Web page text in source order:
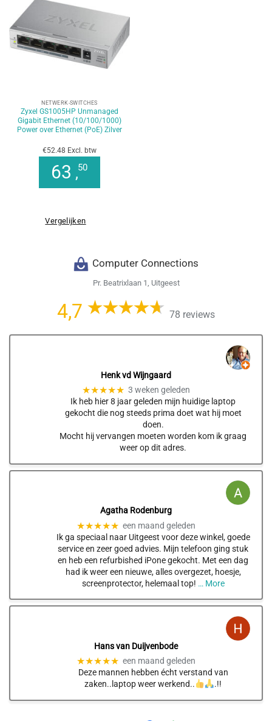
NETWERK-SWITCHES
Zyxel GS1005HP Unmanaged
Gigabit Ethernet (10/100/1000)
Power over Ethernet (PoE) Zilver
€52.48 Excl. btw
63 ,50
Vergelijken
Computer Connections
Pr. Beatrixlaan 1, Uitgeest
4,7 78 reviews
Henk vd Wijngaard
★★★★★ 3 weken geleden
Ik heb hier 8 jaar geleden mijn huidige laptop
gekocht die nog steeds prima doet wat hij moet
doen.
Mocht hij vervangen moeten worden kom ik graag
weer op dit adres.
Agatha Rodenburg
★★★★★ een maand geleden
Ik ga speciaal naar Uitgeest voor deze winkel, goede
service en zeer goed advies. Mijn telefoon ging stuk
en heb een refurbished iPone gekocht. Met een dag
had ik weer een nieuwe, alles overgezet, hoesje,
screenprotector, helemaal top! … More
Hans van Duijvenbode
★★★★★ een maand geleden
Deze mannen hebben écht verstand van
zaken..laptop weer werkend..
.!!